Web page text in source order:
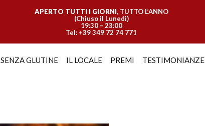
APERTO TUTTI I GIORNI, TUTTO L’ANNO
(Chiuso il Lunedì)
19:30 – 23:00
Tel: +39 349 72 74 771
SENZA GLUTINE IL LOCALE PREMI TESTIMONIANZE